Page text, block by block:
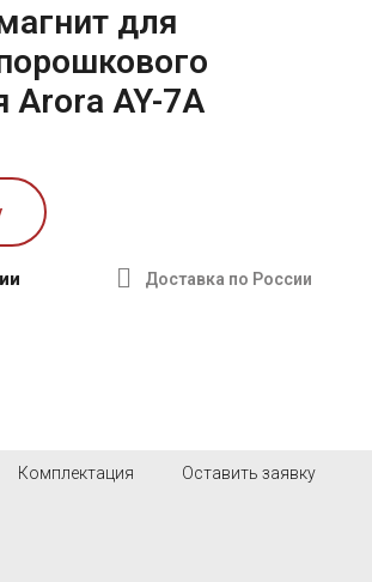
для
Arora AY-7A
Доставка по России
Комплектация Оставить заявку